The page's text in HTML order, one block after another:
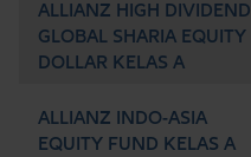
ALLIANZ HIGH DIVIDEND
GLOBAL SHARIA EQUITY
DOLLAR KELAS A
ALLIANZ INDO-ASIA
EQUITY FUND KELAS A